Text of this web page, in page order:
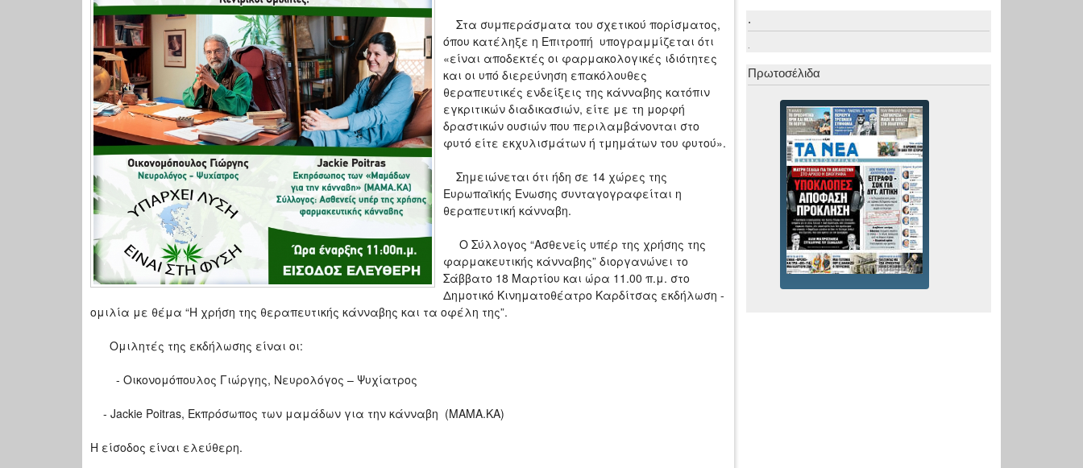
Στα συμπεράσματα του σχετικού πορίσματος,
όπου κατέληξε η Επιτροπή υπογραμμίζεται ότι
«είναι αποδεκτές οι φαρμακολογικές ιδιότητες
και οι υπό διερεύνηση επακόλουθες
θεραπευτικές ενδείξεις της κάνναβης κατόπιν
εγκριτικών διαδικασιών, είτε με τη μορφή
δραστικών ουσιών που περιλαμβάνονται στο
φυτό είτε εκχυλισμάτων ή τμημάτων του φυτού».
Σημειώνεται ότι ήδη σε 14 χώρες της
Ευρωπαϊκής Ενωσης συνταγογραφείται η
θεραπευτική κάνναβη.
Ο Σύλλογος “Ασθενείς υπέρ της χρήσης της
φαρμακευτικής κάνναβης” διοργανώνει το
Σάββατο 18 Μαρτίου και ώρα 11.00 π.μ. στο
Δημοτικό Κινηματοθέατρο Καρδίτσας εκδήλωση -
ομιλία με θέμα “Η χρήση της θεραπευτικής κάνναβης και τα οφέλη της”.
Ομιλητές της εκδήλωσης είναι οι:
- Οικονομόπουλος Γιώργης, Νευρολόγος – Ψυχίατρος
- Jackie Poitras, Εκπρόσωπος των μαμάδων για την κάνναβη (ΜΑΜΑ.ΚΑ)
Η είσοδος είναι ελεύθερη.
.
.
Πρωτοσέλιδα